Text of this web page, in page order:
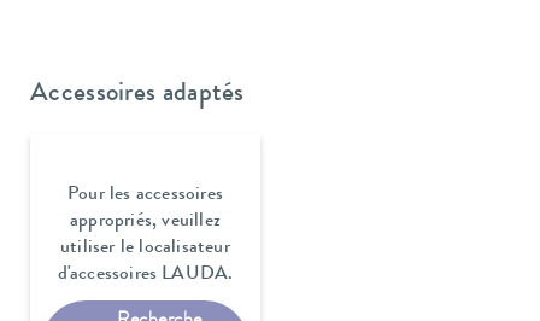
Accessoires adaptés
Pour les accessoires
appropriés, veuillez
utiliser le localisateur
d'accessoires LAUDA.